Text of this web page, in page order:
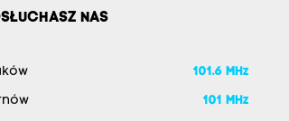
NAS
101.6 MHz
101 MHz